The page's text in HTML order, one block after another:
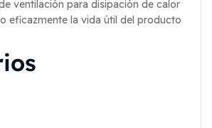
ventilación para disipación de calor
eficazmente la vida útil del producto